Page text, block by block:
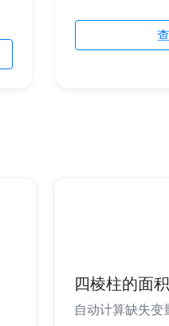
四棱柱的面积
自动计算缺失变